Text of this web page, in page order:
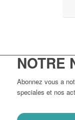
NOTRE
Abonnez vous a
speciales et nos